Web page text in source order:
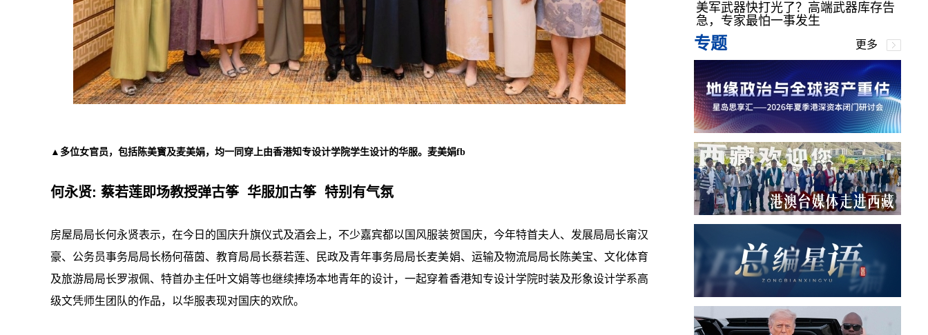
▲多位女官员，包括陈美寳及麦美娟，均一同穿上由香港知专设计学院学生设计的华服。麦美娟fb
何永贤: 蔡若莲即场教授弹古筝 华服加古筝 特别有气氛
房屋局局长何永贤表示，在今日的国庆升旗仪式及酒会上，不少嘉宾都以国风服装贺国庆，今年特首夫人、发展局局长甯汉
豪、公务员事务局局长杨何蓓茵、教育局局长蔡若莲、民政及青年事务局局长麦美娟、运输及物流局局长陈美宝、文化体育
及旅游局局长罗淑佩、特首办主任叶文娟等也继续捧场本地青年的设计，一起穿着香港知专设计学院时装及形象设计学系高
级文凭师生团队的作品，以华服表现对国庆的欢欣。
美军武器快打光了？高端武器库存告
急，专家最怕一事发生
专题 更多